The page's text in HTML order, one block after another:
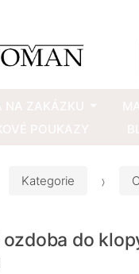
Kategorie
do